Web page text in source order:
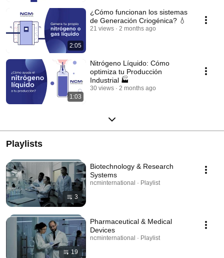
2:05
¿Cómo funcionan los sistemas
de Generación Criogénica? 💧
21 views 2 months ago
1:03
Nitrógeno Líquido: Cómo
optimiza tu Producción
Industrial 🏭
30 views 2 months ago
Playlists
3
Biotechnology & Research
Systems
ncminternational · Playlist
19
Pharmaceutical & Medical
Devices
ncminternational · Playlist